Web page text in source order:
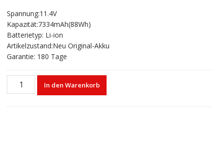
war:
€99,92
ist:
€66,28.
Spannung:11.4V
Kapazität:7334mAh(88Wh)
Batterietyp: Li-ion
Artikelzustand:Neu Original-Akku
Garantie: 180 Tage
Laptop
In den Warenkorb